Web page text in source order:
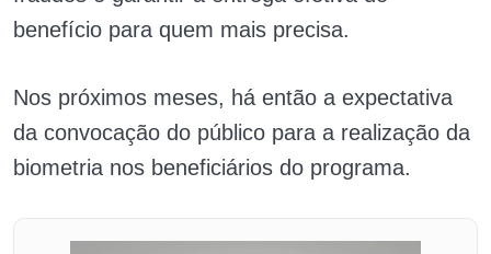
benefício para quem mais precisa.
Nos próximos meses, há então a expectativa
da convocação do público para a realização da
biometria nos beneficiários do programa.